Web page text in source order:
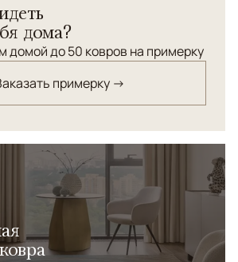
вариант для кабинетов и
мебелью.
дома?
домой до 50 ковров на примерку
примерку →